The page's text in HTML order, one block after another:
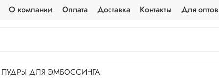
О компании Оплата Доставка Контакты Для
ПУДРЫ ДЛЯ ЭМБОССИНГА